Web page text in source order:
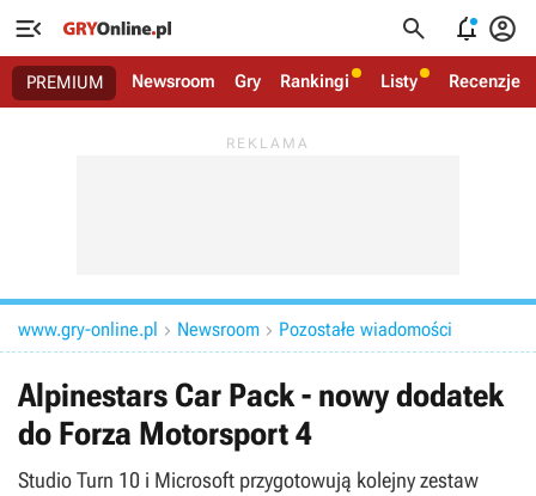
   
PREMIUM Newsroom Gry Rankingi Listy Recenzje
www.gry-online.pl  Newsroom  Pozostałe wiadomości
Alpinestars Car Pack - nowy dodatek
do Forza Motorsport 4
Studio Turn 10 i Microsoft przygotowują kolejny zestaw